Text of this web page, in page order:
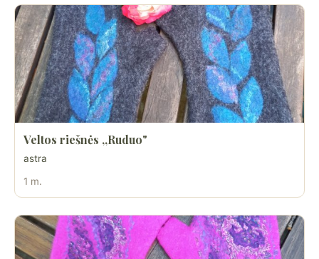
Veltos riešnės ,,Ruduo"
astra
1 m.